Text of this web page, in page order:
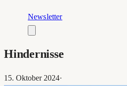
Newsletter
Hindernisse
15. Oktober 2024·